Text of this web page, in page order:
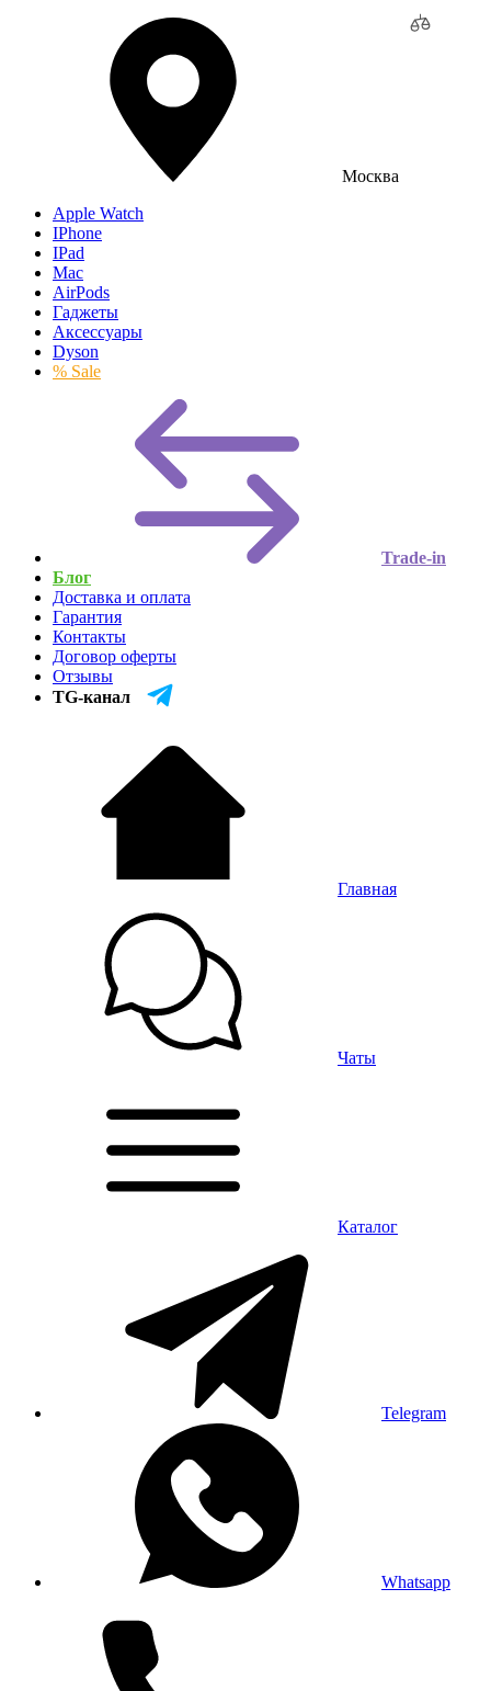
Москва
Apple Watch
IPhone
IPad
Mac
AirPods
Гаджеты
Аксессуары
Dyson
% Sale
Trade-in
Блог
Доставка и оплата
Гарантия
Контакты
Договор оферты
Отзывы
TG-канал
Главная
Чаты
Каталог
Telegram
Whatsapp